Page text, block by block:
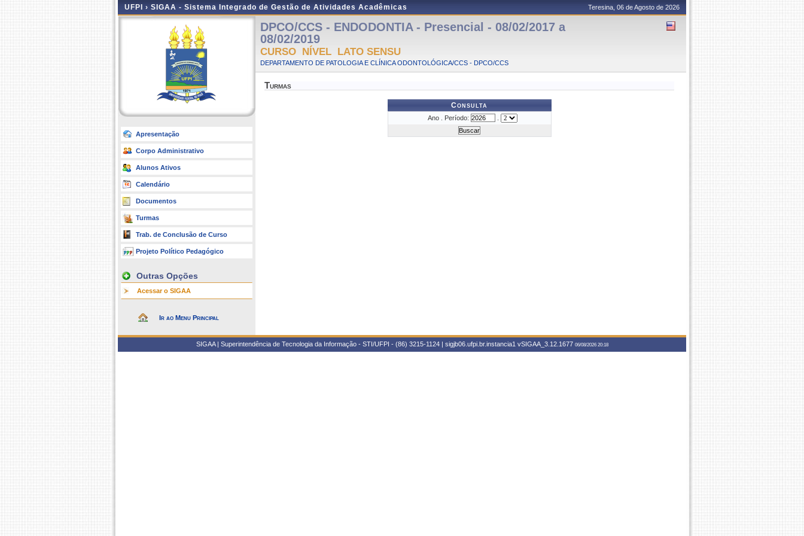
UFPI › SIGAA - Sistema Integrado de Gestão de Atividades Acadêmicas Teresina, 06 de Agosto de 2026
Apresentação
Corpo Administrativo
Alunos Ativos
Calendário
Documentos
Turmas
Trab. de Conclusão de Curso
Projeto Político Pedagógico
Outras Opções
Acessar o SIGAA
Ir ao Menu Principal
DPCO/CCS - ENDODONTIA - Presencial - 08/02/2017 a
08/02/2019
CURSO NÍVEL LATO SENSU
DEPARTAMENTO DE PATOLOGIA E CLÍNICA ODONTOLÓGICA/CCS - DPCO/CCS
Turmas
Consulta
Ano . Período:
SIGAA | Superintendência de Tecnologia da Informação - STI/UFPI - (86) 3215-1124 | sigjb06.ufpi.br.instancia1 vSIGAA_3.12.1677 06/08/2026 20:18